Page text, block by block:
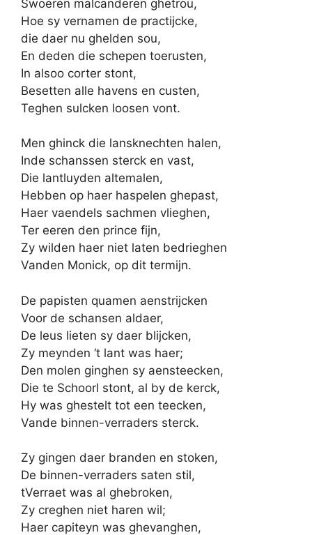
Swoeren malcanderen ghetrou,
Hoe sy vernamen de practijcke,
die daer nu ghelden sou,
En deden die schepen toerusten,
In alsoo corter stont,
Besetten alle havens en custen,
Teghen sulcken loosen vont.
Men ghinck die lansknechten halen,
Inde schanssen sterck en vast,
Die lantluyden altemalen,
Hebben op haer haspelen ghepast,
Haer vaendels sachmen vlieghen,
Ter eeren den prince fijn,
Zy wilden haer niet laten bedrieghen
Vanden Monick, op dit termijn.
De papisten quamen aenstrijcken
Voor de schansen aldaer,
De leus lieten sy daer blijcken,
Zy meynden ‘t lant was haer;
Den molen ginghen sy aensteecken,
Die te Schoorl stont, al by de kerck,
Hy was ghestelt tot een teecken,
Vande binnen-verraders sterck.
Zy gingen daer branden en stoken,
De binnen-verraders saten stil,
tVerraet was al ghebroken,
Zy creghen niet haren wil;
Haer capiteyn was ghevanghen,